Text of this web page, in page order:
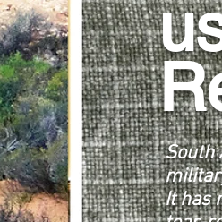
South
It has